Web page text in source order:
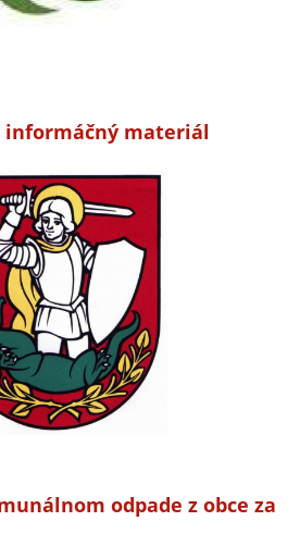
materiál
odpade z obce za